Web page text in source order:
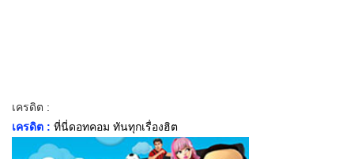
เครดิต :
เครดิต : ที่นี่ดอทคอม ทันทุกเรื่องฮิต